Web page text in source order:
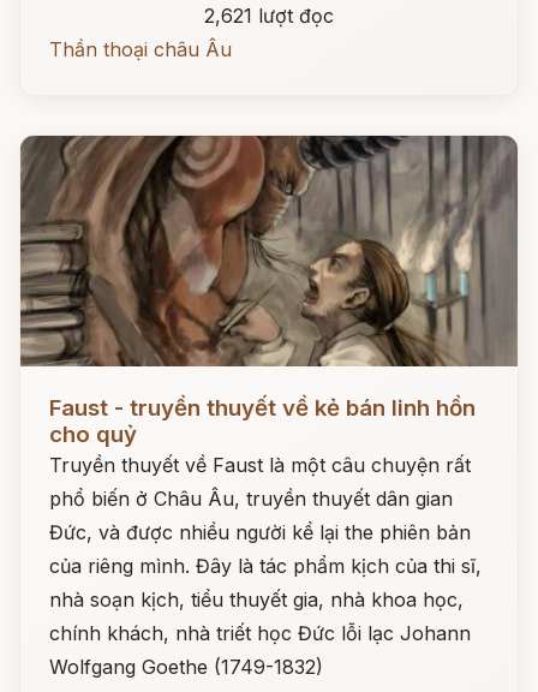
2,621 lượt đọc
Thần thoại châu Âu
Faust - truyền thuyết về kẻ bán linh hồn
cho quỷ
Truyền thuyết về Faust là một câu chuyện rất
phổ biến ở Châu Âu, truyền thuyết dân gian
Đức, và được nhiều người kể lại the phiên bản
của riêng mình. Đây là tác phẩm kịch của thi sĩ,
nhà soạn kịch, tiểu thuyết gia, nhà khoa học,
chính khách, nhà triết học Đức lỗi lạc Johann
Wolfgang Goethe (1749-1832)